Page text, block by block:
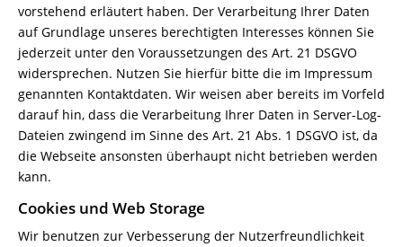
vorstehend erläutert haben. Der Verarbeitung Ihrer Daten
auf Grundlage unseres berechtigten Interesses können Sie
jederzeit unter den Voraussetzungen des Art. 21 DSGVO
widersprechen. Nutzen Sie hierfür bitte die im Impressum
genannten Kontaktdaten. Wir weisen aber bereits im Vorfeld
darauf hin, dass die Verarbeitung Ihrer Daten in Server-Log-
Dateien zwingend im Sinne des Art. 21 Abs. 1 DSGVO ist, da
die Webseite ansonsten überhaupt nicht betrieben werden
kann.
Cookies und Web Storage
Wir benutzen zur Verbesserung der Nutzerfreundlichkeit